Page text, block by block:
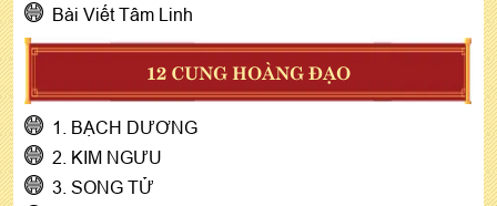
Bài Viết Tâm Linh
12 CUNG HOÀNG ĐẠO
1. BẠCH DƯƠNG
2. KIM NGƯU
3. SONG TỬ